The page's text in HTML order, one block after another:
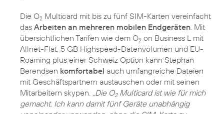
Die O2 Multicard mit bis zu fünf SIM-Karten vereinfacht
das Arbeiten an mehreren mobilen Endgeräten. Mit
übersichtlichen Tarifen wie dem O2 on Business L mit
Allnet-Flat, 5 GB Highspeed-Datenvolumen und EU-
Roaming plus einer Schweiz Option kann Stephan
Berendsen komfortabel auch umfangreiche Dateien
mit Geschäftspartnern austauschen oder mit seinen
Mitarbeitern skypen. „Die O2Multicard ist wie für mich
gemacht. Ich kann damit fünf Geräte unabhängig